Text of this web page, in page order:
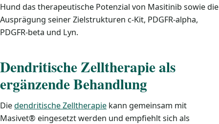
Hund das therapeutische Potenzial von Masitinib sowie die
Ausprägung seiner Zielstrukturen c-Kit, PDGFR-alpha,
PDGFR-beta und Lyn.
Dendritische Zelltherapie als
ergänzende Behandlung
Diedendritische Zelltherapie kann gemeinsam mit
Masivet® eingesetzt werden und empfiehlt sich als